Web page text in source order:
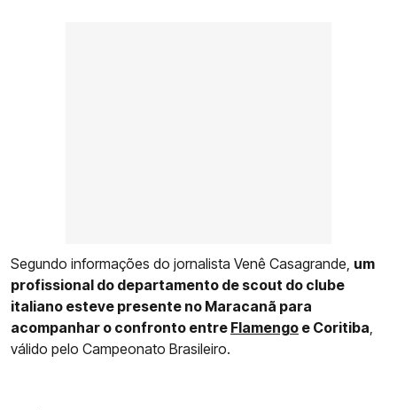
Segundo informações do jornalista Venê Casagrande, um
profissional do departamento de scout do clube
italiano esteve presente no Maracanã para
acompanhar o confronto entre Flamengo e Coritiba
válido pelo Campeonato Brasileiro.